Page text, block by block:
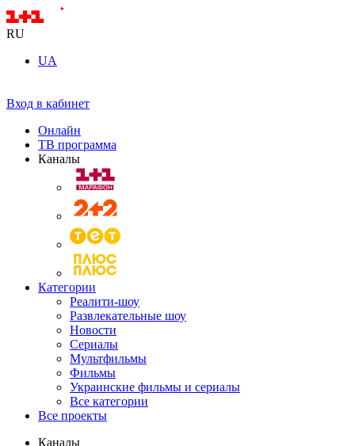
RU
UA
Вход в кабинет
Онлайн
ТВ программа
Каналы
Категории
Реалити-шоу
Развлекательные шоу
Новости
Сериалы
Мультфильмы
Фильмы
Украинские фильмы и сериалы
Все категории
Все проекты
Каналы